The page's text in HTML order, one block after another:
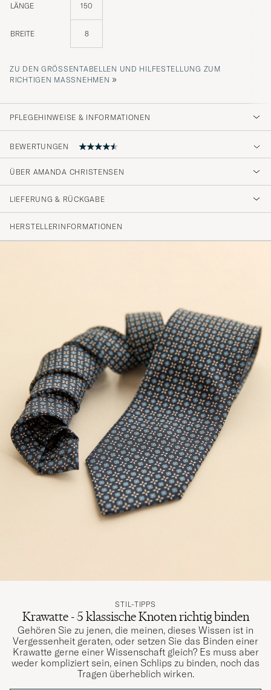
LÄNGE 150
BREITE 8
ZU DEN GRÖSSENTABELLEN UND HILFESTELLUNG ZUM R
ICHTIGEN MASSNEHMEN
»
PFLEGEHINWEISE & INFORMATIONEN
BEWERTUNGEN
4.5
(14)
(2)
Känns lite budget. Blir en helt OK four-in-
hand-knut. Men sämre an andra A
Christensen-slipsar.
GABRIEL H GEKAUFT AM AUF CAREOFCARL.SE
Ni har förstklassiga varor och därför handlar
jag hos er .Ni är dessutom snabba och
pålitliga.
THOMAS D GEKAUFT AM AUF CAREOFCARL.SE
Fargen var som forventet og raskt levert :)
struktur om slipsen i egenskap av svart färg..
RAULI P GEKAUFT AM AUF CAREOFCARL.SE
Väldigt läckra och tillverkade av kvalitativt
material. Värda pengarna!
ÜBER AMANDA CHRISTENSEN
LIEFERUNG & RÜCKGABE
HERSTELLERINFORMATIONEN
STIL-TIPPS
Krawatte - 5 klassische Knoten richtig binden
Gehören Sie zu jenen, die meinen, dieses Wissen ist in
Vergessenheit geraten, oder setzen Sie das Binden einer
Krawatte gerne einer Wissenschaft gleich? Es muss aber
weder kompliziert sein, einen Schlips zu binden, noch das
Tragen überheblich wirken.